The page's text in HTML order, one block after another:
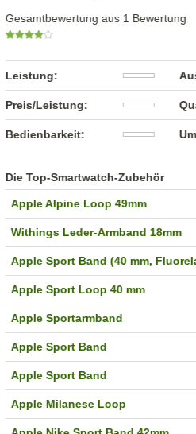
Gesamtbewertung aus 1 Bewertung
Leistung:
Preis/Leistung:
Bedienbarkeit:
Die Top-Smartwatch-Zubehör
Apple Alpine Loop 49mm
Withings Leder-Armband 18mm
Apple Sport Band (40 mm,
Apple Sport Loop 40 mm
Apple Sportarmband
Apple Sport Band
Apple Sport Band
Apple Milanese Loop